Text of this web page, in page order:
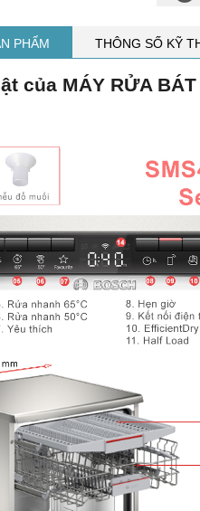
PHẨM THÔNG SỐ KỸ
của MÁY RỬA BÁT